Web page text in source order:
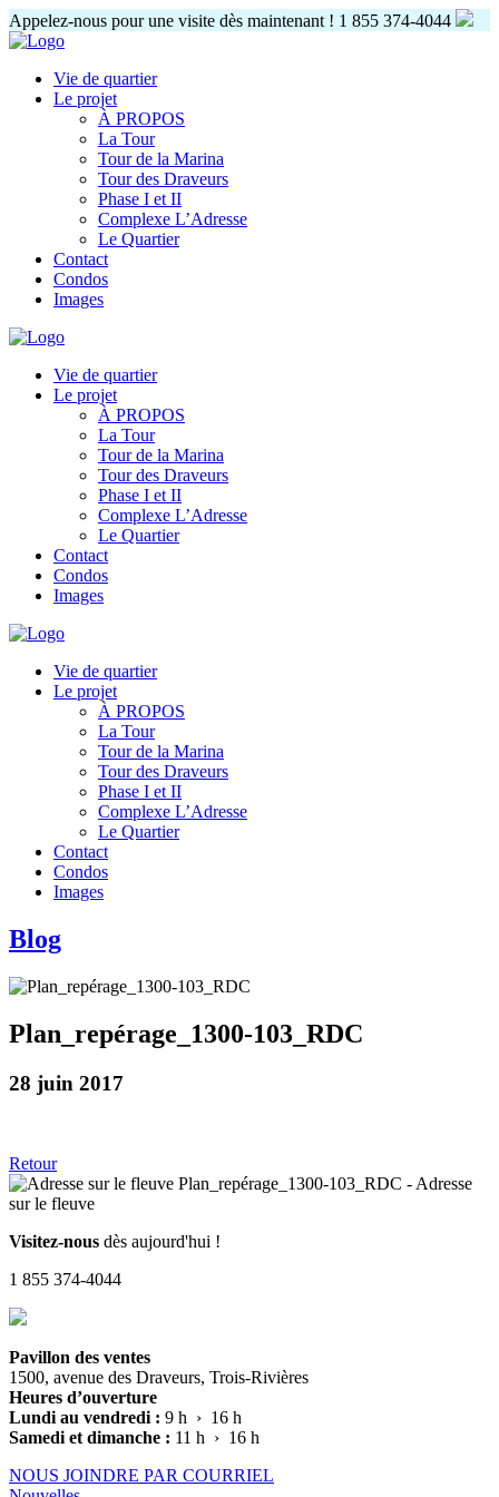
Appelez-nous pour une visite dès maintenant ! 1 855 374-4044
Vie de quartier
Le projet
À PROPOS
La Tour
Tour de la Marina
Tour des Draveurs
Phase I et II
Complexe L’Adresse
Le Quartier
Contact
Condos
Images
Vie de quartier
Le projet
À PROPOS
La Tour
Tour de la Marina
Tour des Draveurs
Phase I et II
Complexe L’Adresse
Le Quartier
Contact
Condos
Images
Vie de quartier
Le projet
À PROPOS
La Tour
Tour de la Marina
Tour des Draveurs
Phase I et II
Complexe L’Adresse
Le Quartier
Contact
Condos
Images
Blog
Plan_repérage_1300-103_RDC
28 juin 2017
Retour
Visitez-nous dès aujourd'hui !
1 855 374-4044
Pavillon des ventes
1500, avenue des Draveurs, Trois-Rivières
Heures d’ouverture
Lundi au vendredi : 9 h › 16 h
Samedi et dimanche : 11 h › 16 h
NOUS JOINDRE PAR COURRIEL